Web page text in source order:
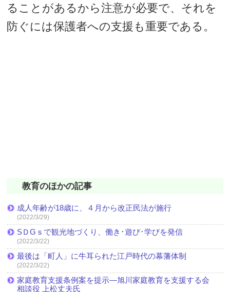
ることがあるから注意が必要で、それを
防ぐには保護者への支援も重要である。
教育のほかの記事
成人年齢が18歳に、４月から改正民法が施行
(2022/3/29)
SＤGｓで観光地づくり、働き･遊び･学びを発信
(2022/3/22)
最後は「町人」に牛耳られた江戸時代の幕藩体制
(2022/3/22)
家庭教育支援条例案を提示―旭川家庭教育を支援する会
相談役 上松丈夫氏